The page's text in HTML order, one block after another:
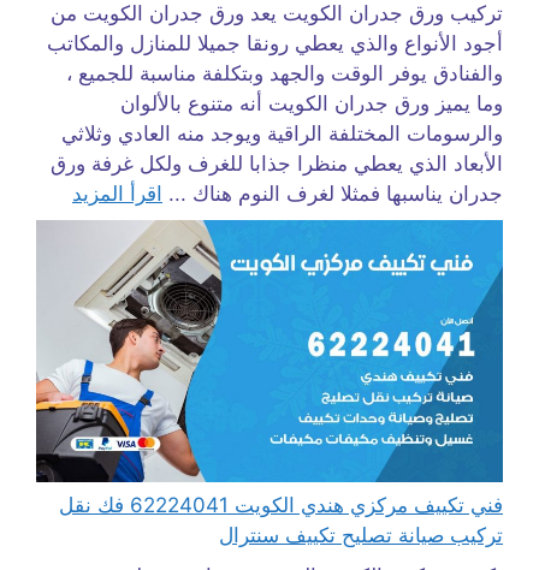
تركيب ورق جدران الكويت يعد ورق جدران الكويت من
أجود الأنواع والذي يعطي رونقا جميلا للمنازل والمكاتب
والفنادق يوفر الوقت والجهد وبتكلفة مناسبة للجميع ،
وما يميز ورق جدران الكويت أنه متنوع بالألوان
والرسومات المختلفة الراقية ويوجد منه العادي وثلاثي
الأبعاد الذي يعطي منظرا جذابا للغرف ولكل غرفة ورق
جدران يناسبها فمثلا لغرف النوم هناك ... اقرأ المزيد
فني تكييف مركزي هندي الكويت 62224041 فك نقل
تركيب صيانة تصليح تكييف سنترال